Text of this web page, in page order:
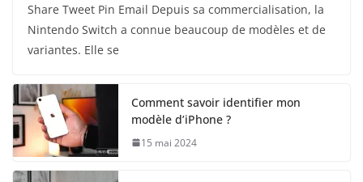
Share Tweet Pin Email Depuis sa commercialisation, la
Nintendo Switch a connue beaucoup de modèles et de
variantes. Elle se
Comment savoir identifier mon
modèle d’iPhone ?
15 mai 2024